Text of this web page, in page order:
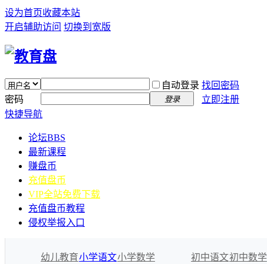
设为首页收藏本站
开启辅助访问 切换到宽版
自动登录 找回密码
密码
登录
立即注册
快捷导航
论坛BBS
最新课程
赚盘币
充值盘币
VIP全站免费下载
充值盘币教程
侵权举报入口
幼儿教育小学语文小学数学
初中语文初中数学